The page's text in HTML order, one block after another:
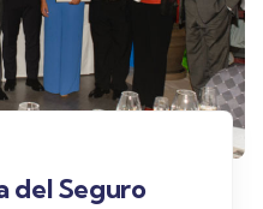
del Seguro